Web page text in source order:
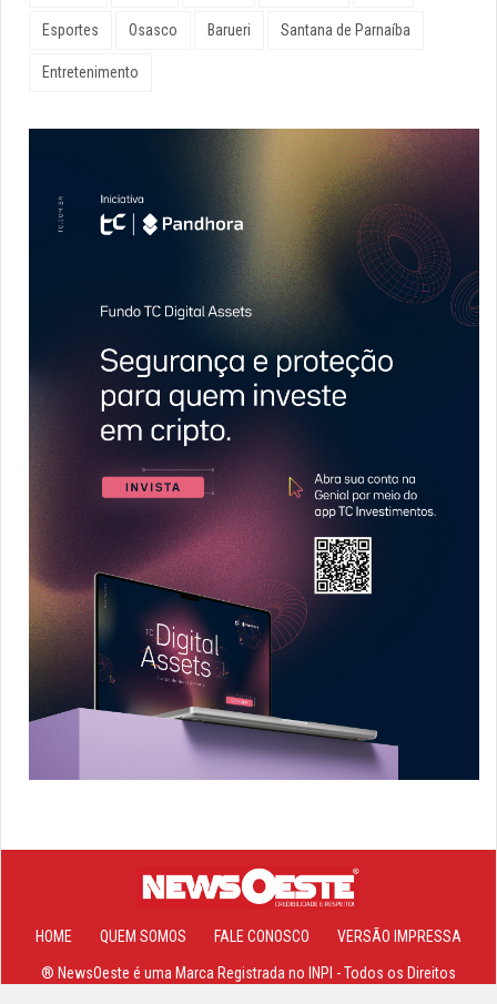
Esportes Osasco Barueri Santana de Parnaíba
Entretenimento
HOME QUEM SOMOS FALE CONOSCO VERSÃO IMPRESSA
® NewsOeste é uma Marca Registrada no INPI - Todos os Direitos